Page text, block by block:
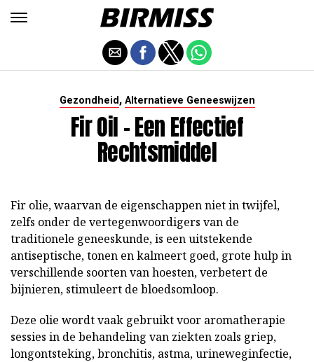
Gezondheid, Alternatieve Geneeswijzen
Fir Oil - Een Effectief
Rechtsmiddel
Fir olie, waarvan de eigenschappen niet in twijfel,
zelfs onder de vertegenwoordigers van de
traditionele geneeskunde, is een uitstekende
antiseptische, tonen en kalmeert goed, grote hulp in
verschillende soorten van hoesten, verbetert de
bijnieren, stimuleert de bloedsomloop.
Deze olie wordt vaak gebruikt voor aromatherapie
sessies in de behandeling van ziekten zoals griep,
longontsteking, bronchitis, astma, urineweginfectie,